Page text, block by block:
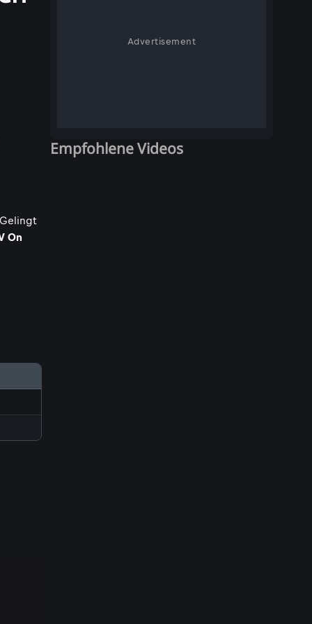
On
Advertisement
Empfohlene Videos